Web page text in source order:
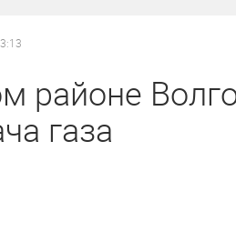
районе
газа